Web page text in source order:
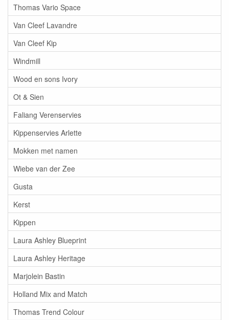
Thomas Vario Space
Van Cleef Lavandre
Van Cleef Kip
Windmill
Wood en sons Ivory
Ot & Sien
Faliang Verenservies
Kippenservies Arlette
Mokken met namen
Wiebe van der Zee
Gusta
Kerst
Kippen
Laura Ashley Blueprint
Laura Ashley Heritage
Marjolein Bastin
Holland Mix and Match
Thomas Trend Colour